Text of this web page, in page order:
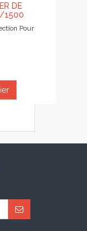
DE
1500
Pour